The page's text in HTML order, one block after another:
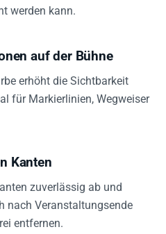
werden kann.
auf der Bühne
erhöht die Sichtbarkeit
für Markierlinien, Wegweiser
Kanten
zuverlässig ab und
nach Veranstaltungsende
entfernen.